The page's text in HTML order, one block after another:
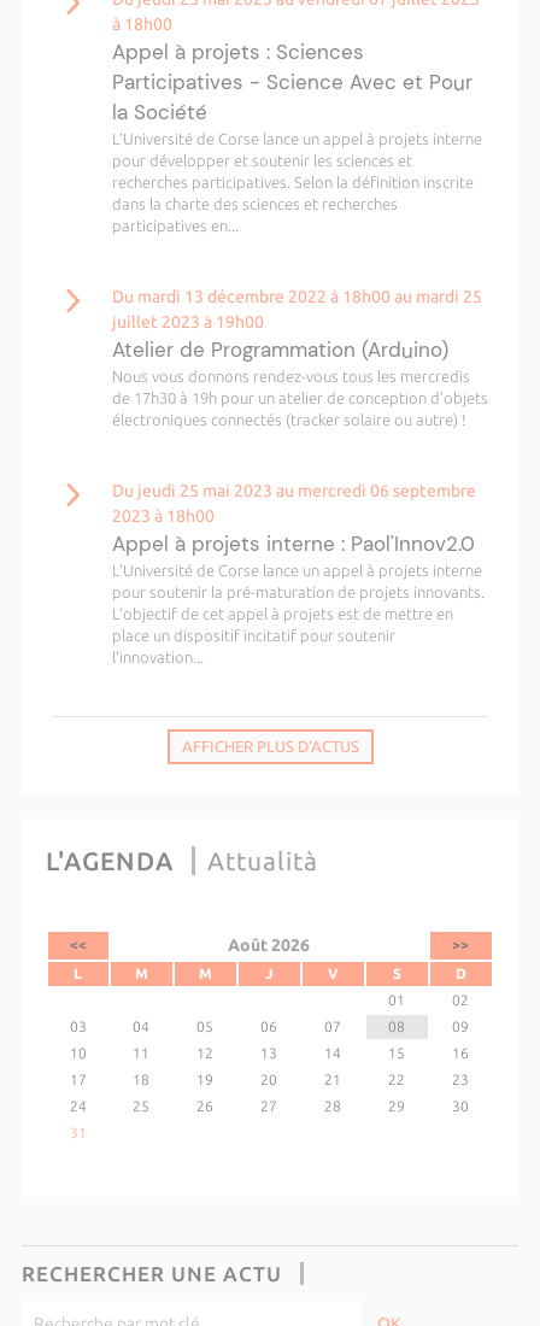
à 18h00
Appel à projets : Sciences
Participatives - Science Avec et Pour
la Société
L’Université de Corse lance un appel à projets interne
pour développer et soutenir les sciences et
recherches participatives. Selon la définition inscrite
dans la charte des sciences et recherches
participatives en...
Du mardi 13 décembre 2022 à 18h00 au mardi 25
juillet 2023 à 19h00
Atelier de Programmation (Arduino)
Nous vous donnons rendez-vous tous les mercredis
de 17h30 à 19h pour un atelier de conception d'objets
électroniques connectés (tracker solaire ou autre) !
Du jeudi 25 mai 2023 au mercredi 06 septembre
2023 à 18h00
Appel à projets interne : Paol'Innov2.0
L’Université de Corse lance un appel à projets interne
pour soutenir la pré-maturation de projets innovants.
L’objectif de cet appel à projets est de mettre en
place un dispositif incitatif pour soutenir
l’innovation...
AFFICHER PLUS D'ACTUS
L'AGENDA Attualità
<< Août 2026
>>
L
M M J V S
D
01
02
03
04 05 06 07 08
09
10
11 12 13 14 15
16
17
18 19 20 21 22
23
24
25 26 27 28 29
30
31
RECHERCHER UNE ACTU